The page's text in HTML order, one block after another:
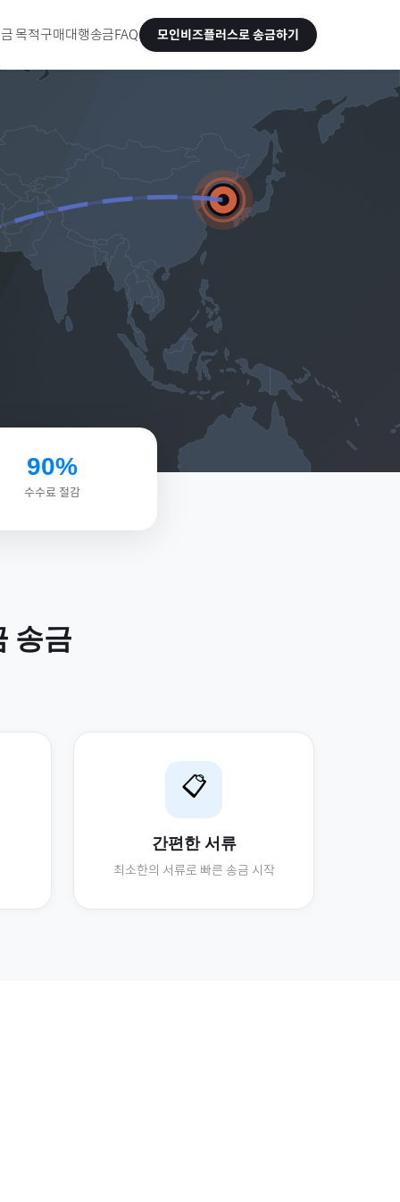
목적구매대행송금FAQ 모인비즈플러스로 송금하기
90%
수수료 절감
송금
📋
간편한 서류
최소한의 서류로 빠른 송금 시작